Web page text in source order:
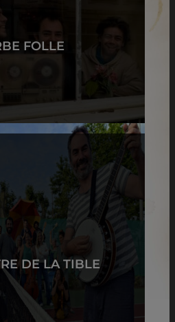
FOLLE
DE LA TIBLE